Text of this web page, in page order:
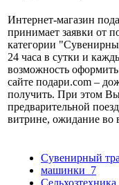
Интернет-магазин
принимает заявки от
категории
24 часа в сутки и
возможность
сайте подари.com –
получить. При этом
предварительной
витрине, ожидание во
Сувенирный
машинки 7
Сельхозтехника